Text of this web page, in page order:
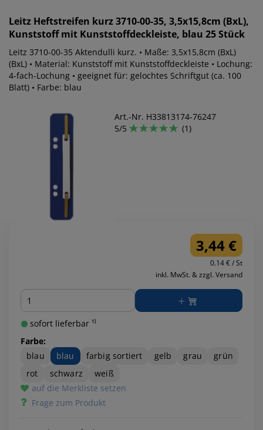
Leitz Heftstreifen kurz 3710-00-35, 3,5x15,8cm (BxL),
Kunststoff mit Kunststoffdeckleiste, blau 25 Stück
Leitz 3710-00-35 Aktendulli kurz. • Maße: 3,5x15,8cm (BxL)
(BxL) • Material: Kunststoff mit Kunststoffdeckleiste • Lochung:
4-fach-Lochung • geeignet für: gelochtes Schriftgut (ca. 100
Blatt) • Farbe: blau
Art.-Nr. H33813174-76247
5/5
(1)
3,44 €
0.14 € / St
inkl. MwSt. & zzgl. Versand
Menge
sofort lieferbar ¹⁾
Farbe:
blau
blau farbig sortiert gelb grau
grün
rot
schwarz
weiß
auf die Merkliste setzen
Frage zum Produkt